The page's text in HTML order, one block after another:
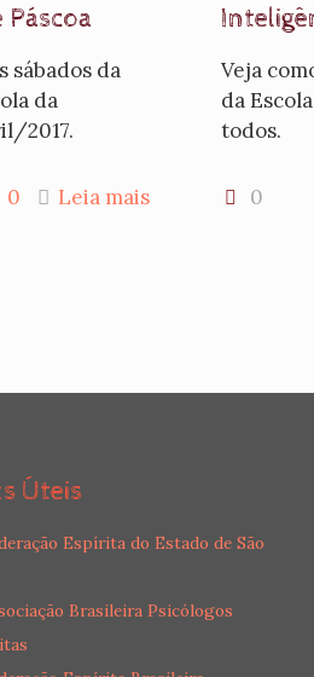
sábados da
da
2017.
0 Leia mais
Veja
da
todos.
0
Úteis
Espírita do Estado de São
Brasileira Psicólogos